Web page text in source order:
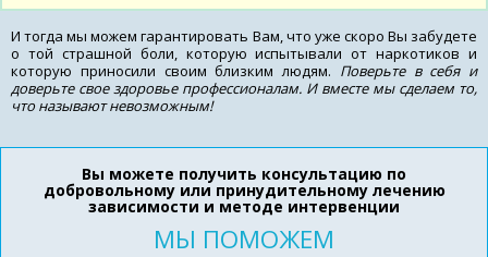
И тогда мы можем гарантировать Вам, что уже скоро Вы забудете
о той страшной боли, которую испытывали от наркотиков и
которую приносили своим близким людям. Поверьте в себя и
доверьте свое здоровье профессионалам. И вместе мы сделаем то,
что называют невозможным!
Вы можете получить консультацию по
добровольному или принудительному лечению
зависимости и методе интервенции
МЫ ПОМОЖЕМ